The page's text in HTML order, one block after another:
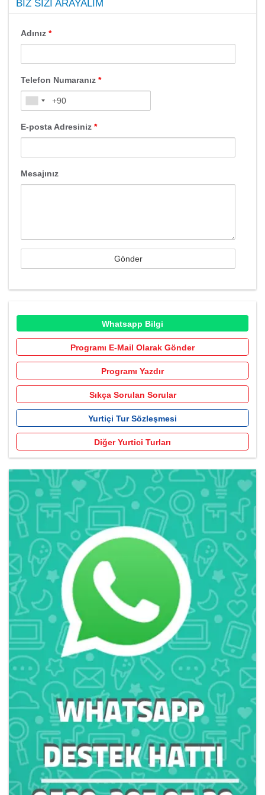
BIZ SIZI ARAYALIM
Adınız *
Telefon Numaranız *
E-posta Adresiniz *
Mesajınız
Whatsapp Bilgi
Programı E-Mail Olarak Gönder
Programı Yazdır
Sıkça Sorulan Sorular
Yurtiçi Tur Sözleşmesi
Diğer Yurtici Turları